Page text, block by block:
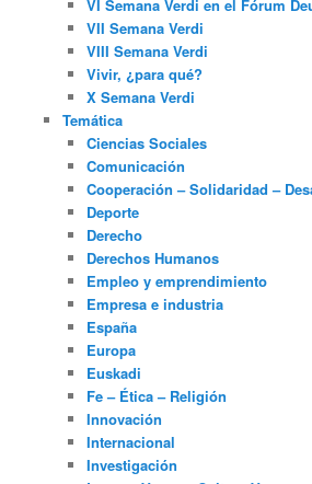
VI Semana Verdi en el Fórum
VII Semana Verdi
VIII Semana Verdi
Vivir, ¿para qué?
X Semana Verdi
Temática
Ciencias Sociales
Comunicación
Cooperación – Solidaridad –
Deporte
Derecho
Derechos Humanos
Empleo y emprendimiento
Empresa e industria
España
Europa
Euskadi
Fe – Ética – Religión
Innovación
Internacional
Investigación